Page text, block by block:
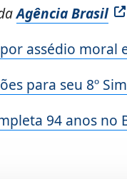
Agência Brasil
assédio moral
para seu 8º
94 anos no